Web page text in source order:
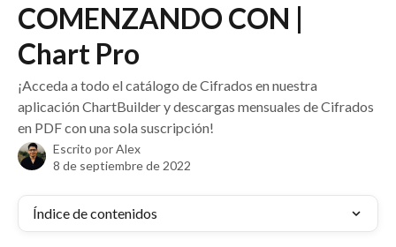
COMENZANDO CON |
Chart Pro
¡Acceda a todo el catálogo de Cifrados en nuestra
aplicación ChartBuilder y descargas mensuales de Cifrados
en PDF con una sola suscripción!
Escrito porAlex
8 de septiembre de 2022
Índice de contenidos